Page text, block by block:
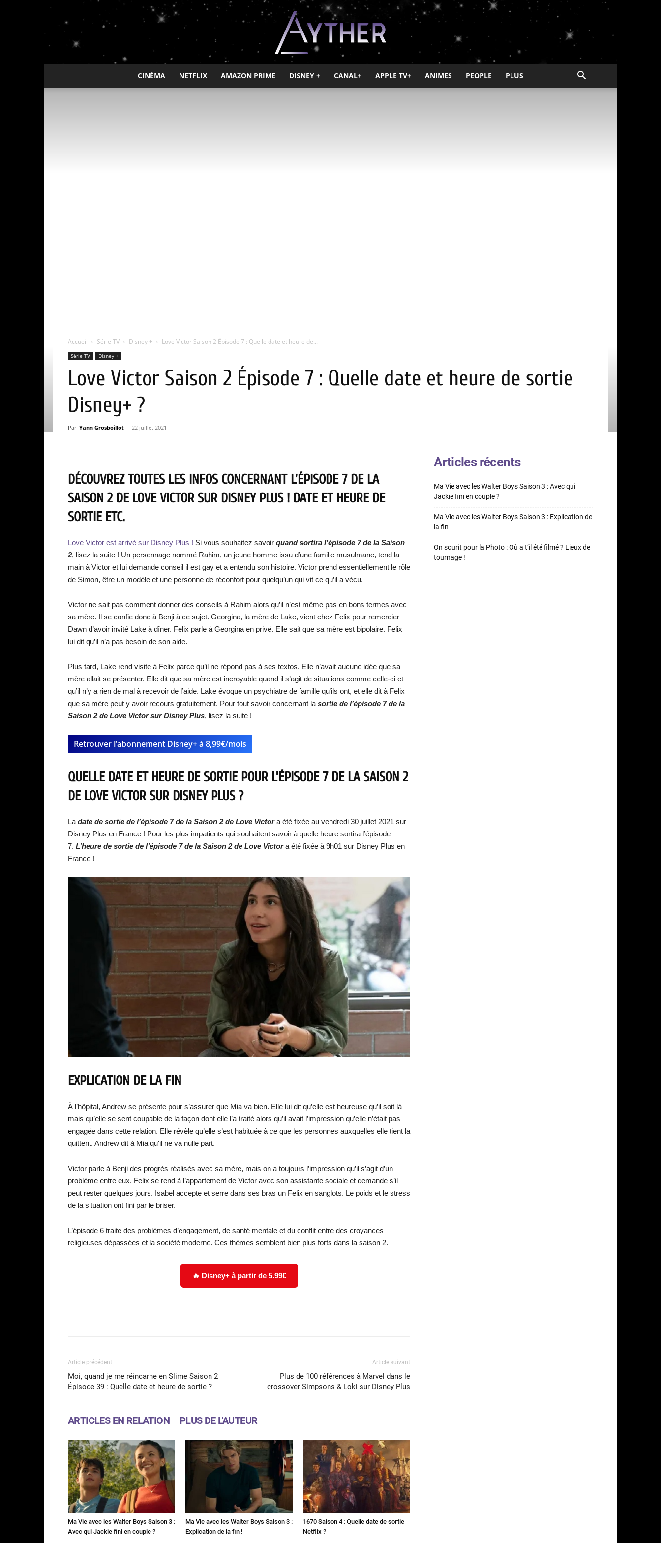
Ayther
CINÉMA NETFLIX AMAZON PRIME DISNEY + CANAL+ APPLE TV+ ANIMES PEOPLE PLUS
Accueil Série TV Disney + Love Victor Saison 2 Épisode 7 : Quelle date et heure de...
Série TV Disney +
Love Victor Saison 2 Épisode 7 : Quelle date et heure de sortie
Disney+ ?
Par Yann Grosboillot - 22 juillet 2021
DÉCOUVREZ TOUTES LES INFOS CONCERNANT L’ÉPISODE 7 DE LA
SAISON 2 DE LOVE VICTOR SUR DISNEY PLUS ! DATE ET HEURE DE
SORTIE ETC.
Love Victor est arrivé sur Disney Plus ! Si vous souhaitez savoir quand sortira l’épisode 7 de la Saison
2, lisez la suite ! Un personnage nommé Rahim, un jeune homme issu d’une famille musulmane, tend la
main à Victor et lui demande conseil il est gay et a entendu son histoire. Victor prend essentiellement le rôle
de Simon, être un modèle et une personne de réconfort pour quelqu’un qui vit ce qu’il a vécu.
Victor ne sait pas comment donner des conseils à Rahim alors qu’il n’est même pas en bons termes avec
sa mère. Il se confie donc à Benji à ce sujet. Georgina, la mère de Lake, vient chez Felix pour remercier
Dawn d’avoir invité Lake à dîner. Felix parle à Georgina en privé. Elle sait que sa mère est bipolaire. Felix
lui dit qu’il n’a pas besoin de son aide.
Plus tard, Lake rend visite à Felix parce qu’il ne répond pas à ses textos. Elle n’avait aucune idée que sa
mère allait se présenter. Elle dit que sa mère est incroyable quand il s’agit de situations comme celle-ci et
qu’il n’y a rien de mal à recevoir de l’aide. Lake évoque un psychiatre de famille qu’ils ont, et elle dit à Felix
que sa mère peut y avoir recours gratuitement. Pour tout savoir concernant la sortie de l’épisode 7 de la
Saison 2 de Love Victor sur Disney Plus, lisez la suite !
Retrouver l’abonnement Disney+ à 8,99€/mois
QUELLE DATE ET HEURE DE SORTIE POUR L’ÉPISODE 7 DE LA SAISON 2
DE LOVE VICTOR SUR DISNEY PLUS ?
La date de sortie de l’épisode 7 de la Saison 2 de Love Victora été fixée au vendredi 30 juillet 2021 sur
Disney Plus en France ! Pour les plus impatients qui souhaitent savoir à quelle heure sortira l’épisode
7. L’heure de sortie de l’épisode 7 de la Saison 2 de Love Victora été fixée à 9h01 sur Disney Plus en
France !
EXPLICATION DE LA FIN
À l’hôpital, Andrew se présente pour s’assurer que Mia va bien. Elle lui dit qu’elle est heureuse qu’il soit là
mais qu’elle se sent coupable de la façon dont elle l’a traité alors qu’il avait l’impression qu’elle n’était pas
engagée dans cette relation. Elle révèle qu’elle s’est habituée à ce que les personnes auxquelles elle tient la
quittent. Andrew dit à Mia qu’il ne va nulle part.
Victor parle à Benji des progrès réalisés avec sa mère, mais on a toujours l’impression qu’il s’agit d’un
problème entre eux. Felix se rend à l’appartement de Victor avec son assistante sociale et demande s’il
peut rester quelques jours. Isabel accepte et serre dans ses bras un Felix en sanglots. Le poids et le stress
de la situation ont fini par le briser.
L’épisode 6 traite des problèmes d’engagement, de santé mentale et du conflit entre des croyances
religieuses dépassées et la société moderne. Ces thèmes semblent bien plus forts dans la saison 2.
🔥 Disney+ à partir de 5.99€
Article précédent
Moi, quand je me réincarne en Slime Saison 2
Épisode 39 : Quelle date et heure de sortie ?
Article suivant
Plus de 100 références à Marvel dans le
crossover Simpsons & Loki sur Disney Plus
ARTICLES EN RELATION PLUS DE L'AUTEUR
Ma Vie avec les Walter Boys Saison 3 :
Avec qui Jackie fini en couple ?
Ma Vie avec les Walter Boys Saison 3 :
Explication de la fin !
1670 Saison 4 : Quelle date de sortie
Netflix ?
Articles récents
Ma Vie avec les Walter Boys Saison 3 : Avec qui
Jackie fini en couple ?
Ma Vie avec les Walter Boys Saison 3 : Explication de
la fin !
On sourit pour la Photo : Où a t’il été filmé ? Lieux de
tournage !